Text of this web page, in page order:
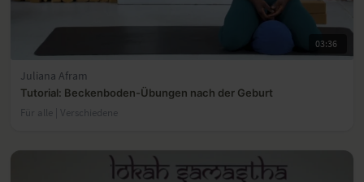
03:36
Juliana Afram
Tutorial: Beckenboden-Übungen nach der Geburt
Für alle | Verschiedene